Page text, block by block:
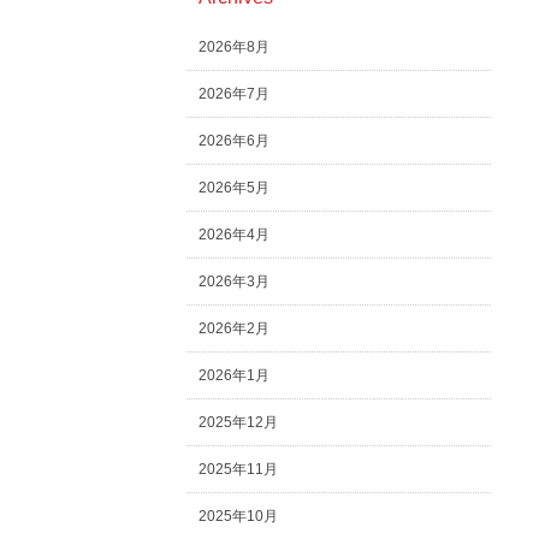
2026年8月
2026年7月
2026年6月
2026年5月
2026年4月
2026年3月
2026年2月
2026年1月
2025年12月
2025年11月
2025年10月